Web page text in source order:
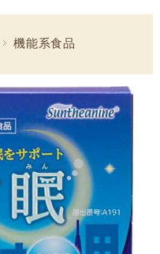
機能系食品